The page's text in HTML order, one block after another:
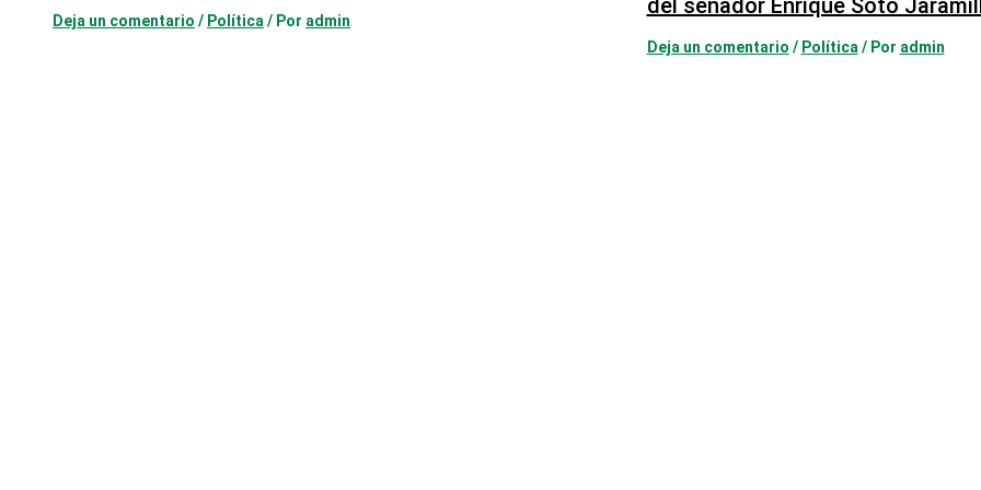
Deja un comentario / Política/ Por admin
del senador Enrique Soto
Deja un comentario / Política/ Por admin